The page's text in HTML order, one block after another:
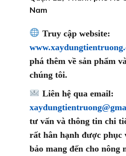
Nam
Truy cập website:
phá thêm về sản phẩm
chúng tôi.
Liên hệ qua email:
tư vấn và thông tin chi
rất hân hạnh được phục
bảo mang đến cho nông